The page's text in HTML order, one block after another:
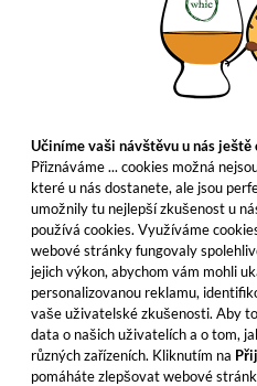
Učiníme vaši návštěvu u nás ještě
Přiznáváme ... cookies možná
které u nás dostanete, ale jsou
umožnily tu nejlepší zkušenost u
používá cookies. Využíváme
webové stránky fungovaly
jejich výkon, abychom vám mohli
personalizovanou reklamu,
vaše uživatelské zkušenosti. Aby
data o našich uživatelích a o tom,
různých zařízeních. Kliknutím na
pomáháte zlepšovat webové